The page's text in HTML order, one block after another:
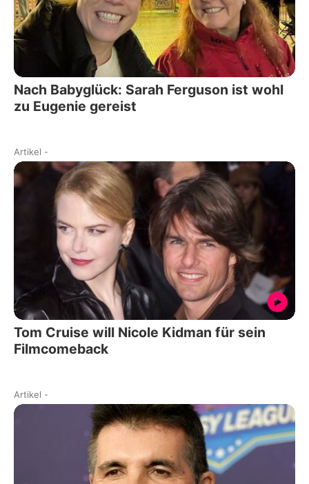
Nach Babyglück: Sarah Ferguson ist wohl
zu Eugenie gereist
Artikel -
Tom Cruise will Nicole Kidman für sein
Filmcomeback
Artikel -